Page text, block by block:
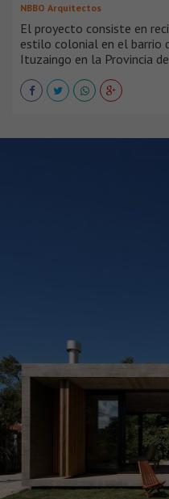
NBBO Arquitectos
El proyecto consiste en
estilo colonial en el barrio
Ituzaingo en la Provincia